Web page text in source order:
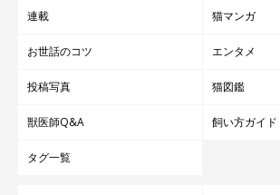
連載 猫マンガ
お世話のコツ エンタメ
投稿写真 猫図鑑
獣医師Q&A 飼い方ガイド
タグ一覧